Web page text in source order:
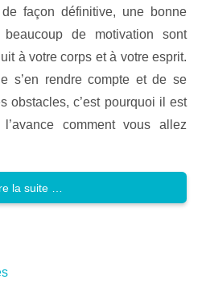
façon définitive, une bonne
de motivation sont
à votre corps et à votre esprit.
s’en rendre compte et de se
obstacles, c’est pourquoi il est
comment vous allez
la suite …